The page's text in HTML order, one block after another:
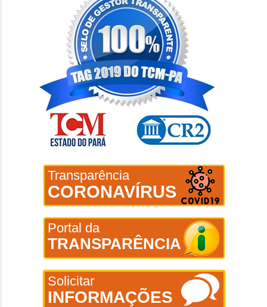
Transparência
CORONAVÍRUS
Portal da
TRANSPARÊNCIA
Solicitar
INFORMAÇÕES